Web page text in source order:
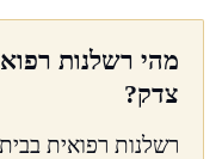
מהי רשלנות
צדק?
רשלנות רפואית